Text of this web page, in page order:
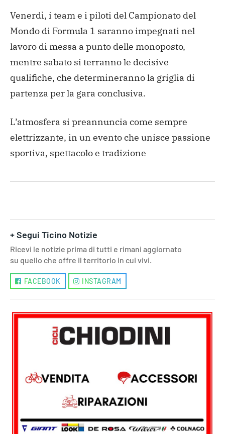
Venerdì, i team e i piloti del Campionato del
Mondo di Formula 1 saranno impegnati nel
lavoro di messa a punto delle monoposto,
mentre sabato si terranno le decisive
qualifiche, che determineranno la griglia di
partenza per la gara conclusiva.
L’atmosfera si preannuncia come sempre
elettrizzante, in un evento che unisce passione
sportiva, spettacolo e tradizione
+ Segui Ticino Notizie
Ricevi le notizie prima di tutti e rimani aggiornato
su quello che offre il territorio in cui vivi.
FACEBOOK INSTAGRAM